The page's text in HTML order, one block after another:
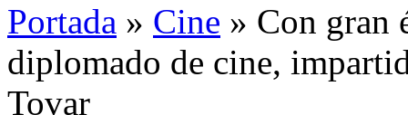
Portada » Cine » Con gran
diplomado de cine,
Tovar